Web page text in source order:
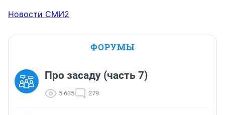
Новости СМИ2
ФОРУМЫ
Про засаду (часть 7)
5 635 279